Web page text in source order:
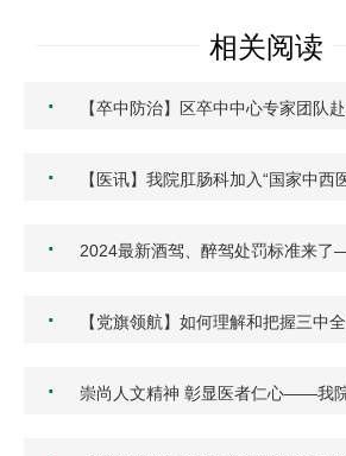
相关阅读
· 【卒中防治】区卒中中心专家团队
· 【医讯】我院肛肠科加入“国家中西
· 2024最新酒驾、醉驾处罚标准来
· 【党旗领航】如何理解和把握三中
· 崇尚人文精神 彰显医者仁心——我